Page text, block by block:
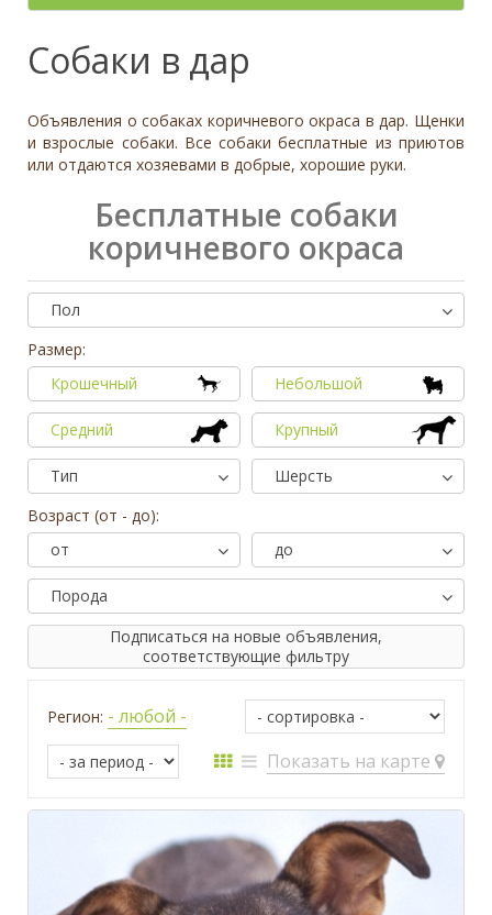
Средний Крупный
Тип
Семейная
Охотничья
Палевый
Серый
Дополнительные цвета
Черный
Серый
Коричневый
Палевый
Рыжий
0 3 6 10 13 19 26 32 38 45 51 58 64 70 77
0
Нет
Отношение к детям
Равнодушное
Отношение к кошкам
Доброжелательное
Может проявить агрессию
Отношение к собакам
Доброжелательное
Равнодушное
Может проявить агрессию
- неважно -
Приучен к поводку
- неважно -
Дрессировка
- неважно -
Необычный окрас
Отдаётся в
- не уточнено -
Собаки в дар
Объявления о собаках коричневого окраса в дар. Щенки
и взрослые собаки. Все собаки бесплатные из приютов
или отдаются хозяевами в добрые, хорошие руки.
Бесплатные собаки
коричневого окраса
Пол
Размер:
Крошечный
Небольшой
Средний Крупный
Тип
Шерсть
Возраст (от - до):
от
до
Порода
Подписаться на новые объявления,
соответствующие фильтру
Регион: - любой -
Показать на карте